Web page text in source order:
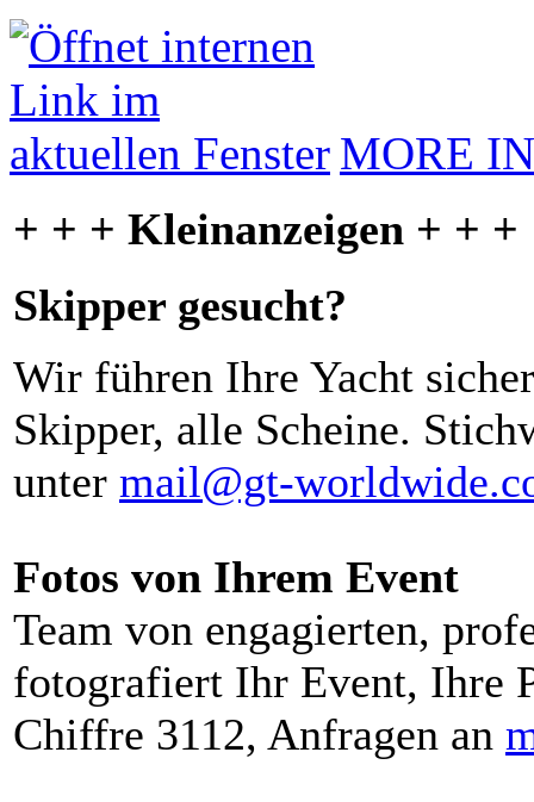
MORE
+ + + Kleinanzeigen + + +
Skipper gesucht?
Wir führen Ihre Yacht
Skipper, alle Scheine.
unter mail@gt-
Fotos von Ihrem Event
Team von engagierten,
fotografiert Ihr Event, Ihre
Chiffre 3112, Anfragen an